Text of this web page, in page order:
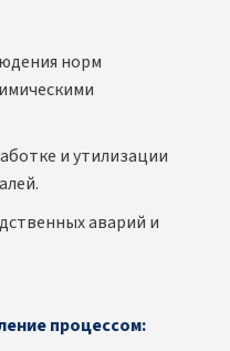
норм
и утилизации
аварий и
процессом: